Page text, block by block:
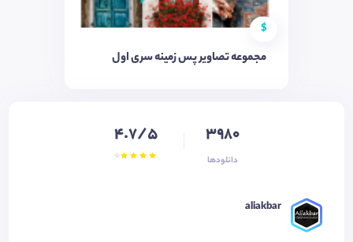
$
مجموعه تصاویر پس زمینه سری اول
3980
دانلودها
4.7/5
aliakbar ‌‌‌